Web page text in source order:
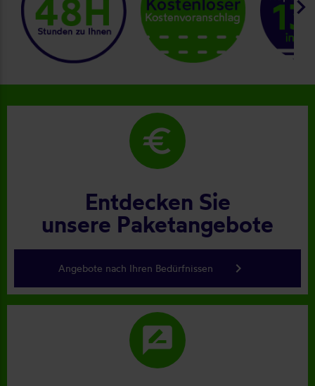
keyboard_arrow_right
euro
Entdecken Sie
unsere Paketangebote
Angebote nach Ihren Bedürfnissen keyboard_arrow_right
rate_review